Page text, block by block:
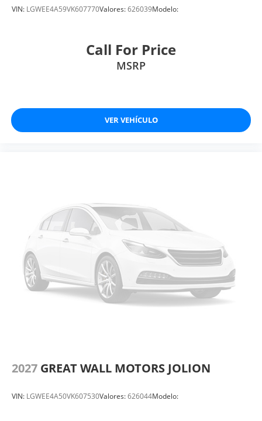
VIN: LGWEE4A59VK607770Valores:626039Modelo:
Call For Price
MSRP
VER VEHÍCULO
2027 GREAT WALL MOTORS JOLION
VIN: LGWEE4A50VK607530Valores:626044Modelo: